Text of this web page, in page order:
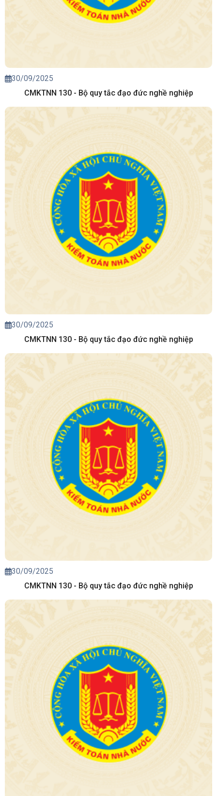
30/09/2025
CMKTNN 130 - Bộ quy tắc đạo đức nghề nghiệp
30/09/2025
CMKTNN 130 - Bộ quy tắc đạo đức nghề nghiệp
30/09/2025
CMKTNN 130 - Bộ quy tắc đạo đức nghề nghiệp